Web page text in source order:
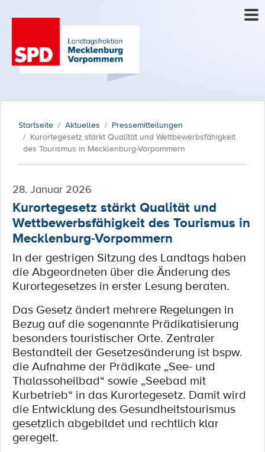
Startseite Aktuelles
Pressemitteilungen
Kurortegesetz stärkt Qualität und Wettbewerbsfähigkeit
des Tourismus in Mecklenburg-Vorpommern
28. Januar 2026
Kurortegesetz stärkt Qualität und
Wettbewerbsfähigkeit des Tourismus in
Mecklenburg-Vorpommern
In der gestrigen Sitzung des Landtags haben
die Abgeordneten über die Änderung des
Kurortegesetzes in erster Lesung beraten.
Das Gesetz ändert mehrere Regelungen in
Bezug auf die sogenannte Prädikatisierung
besonders touristischer Orte. Zentraler
Bestandteil der Gesetzesänderung ist bspw.
die Aufnahme der Prädikate „See- und
Thalassoheilbad“ sowie „Seebad mit
Kurbetrieb“ in das Kurortegesetz. Damit wird
die Entwicklung des Gesundheitstourismus
gesetzlich abgebildet und rechtlich klar
geregelt.